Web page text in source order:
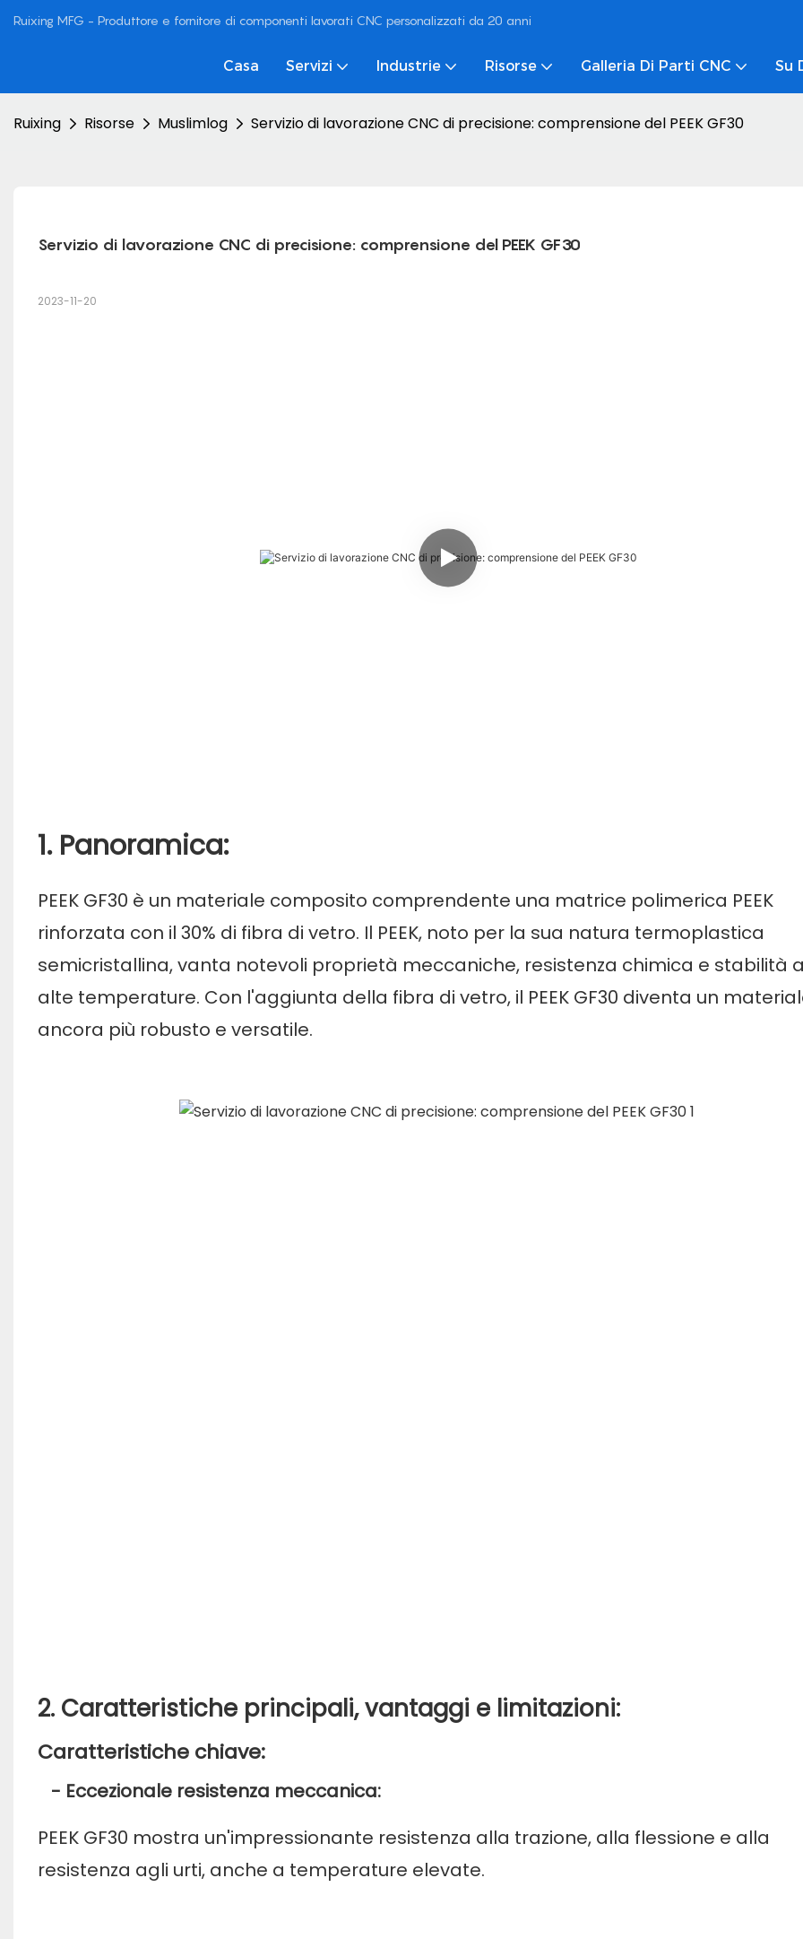
Ruixing MFG - Produttore e fornitore di componenti lavorati CNC personalizzati da 20 anni
Casa Servizi Industrie Risorse Galleria Di Parti CNC Su
Ruixing Risorse Muslimlog Servizio di lavorazione CNC di precisione: comprensione del PEEK GF30
Servizio di lavorazione CNC di precisione: comprensione del PEEK GF30
2023-11-20
1. Panoramica:
PEEK GF30 è un materiale composito comprendente una matrice polimerica PEEK
rinforzata con il 30% di fibra di vetro. Il PEEK, noto per la sua natura termoplastica
semicristallina, vanta notevoli proprietà meccaniche, resistenza chimica e stabilità
alte temperature. Con l'aggiunta della fibra di vetro, il PEEK GF30 diventa un
ancora più robusto e versatile.
2. Caratteristiche principali, vantaggi e limitazioni:
Caratteristiche chiave:
- Eccezionale resistenza meccanica:
PEEK GF30 mostra un'impressionante resistenza alla trazione, alla flessione e alla
resistenza agli urti, anche a temperature elevate.